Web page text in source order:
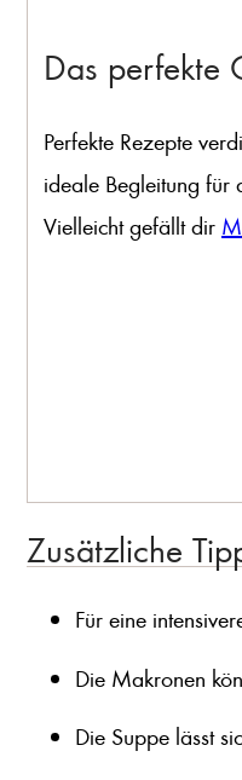
Das perfekte
Perfekte Rezepte
ideale Begleitung für
Vielleicht gefällt dir
Zusätzliche
Für eine
Die Makronen
Die Suppe lässt